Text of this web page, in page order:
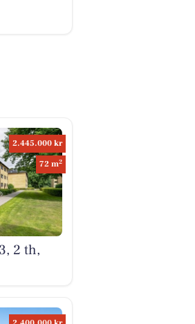
2.445.000 kr
72 m2
2 th,